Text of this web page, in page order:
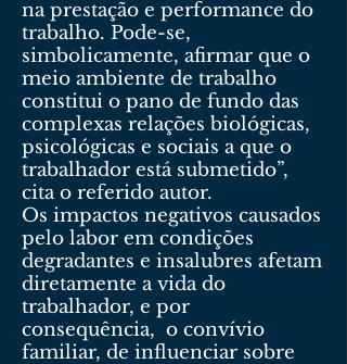
na prestação e performance do
trabalho. Pode-se,
simbolicamente, afirmar que o
meio ambiente de trabalho
constitui o pano de fundo das
complexas relações biológicas,
psicológicas e sociais a que o
trabalhador está submetido”,
cita o referido autor.
Os impactos negativos causados
pelo labor em condições
degradantes e insalubres afetam
diretamente a vida do
trabalhador, e por
consequência, o convívio
familiar, de influenciar sobre